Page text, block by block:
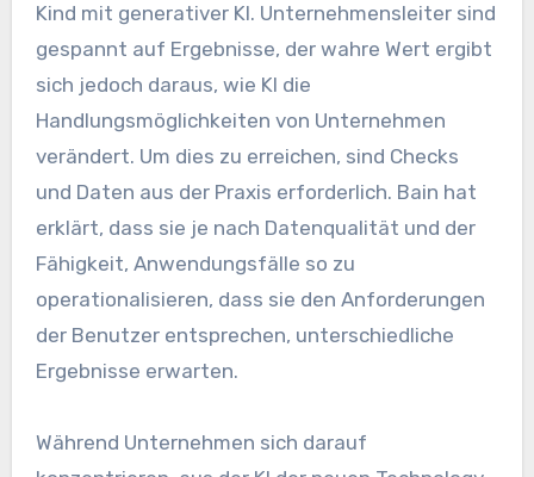
Kind mit generativer KI. Unternehmensleiter sind
gespannt auf Ergebnisse, der wahre Wert ergibt
sich jedoch daraus, wie KI die
Handlungsmöglichkeiten von Unternehmen
verändert. Um dies zu erreichen, sind Checks
und Daten aus der Praxis erforderlich. Bain hat
erklärt, dass sie je nach Datenqualität und der
Fähigkeit, Anwendungsfälle so zu
operationalisieren, dass sie den Anforderungen
der Benutzer entsprechen, unterschiedliche
Ergebnisse erwarten.
Während Unternehmen sich darauf